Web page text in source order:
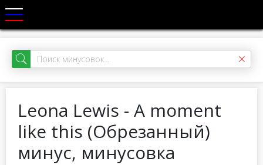
Leona Lewis - A moment
like this (Обрезанный)
минус, минусовка